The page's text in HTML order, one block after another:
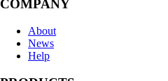
COMPANY
About
News
Help